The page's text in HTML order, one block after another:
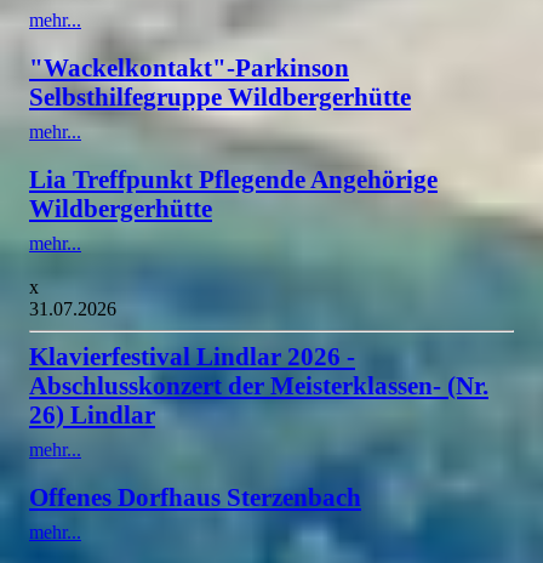
mehr...
"Wackelkontakt"-Parkinson
Selbsthilfegruppe Wildbergerhütte
mehr...
Lia Treffpunkt Pflegende Angehörige
Wildbergerhütte
mehr...
x
31.07.2026
Klavierfestival Lindlar 2026 -
Abschlusskonzert der Meisterklassen- (Nr.
26) Lindlar
mehr...
Offenes Dorfhaus Sterzenbach
mehr...